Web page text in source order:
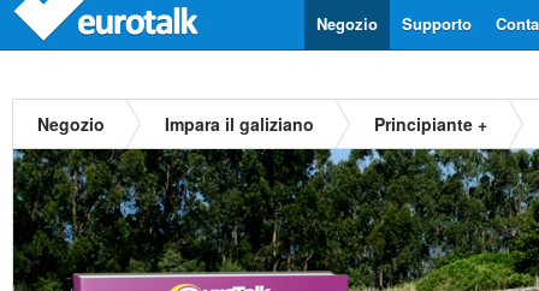
Supporto
Negozio
Negozio Impara il galiziano Principiante +